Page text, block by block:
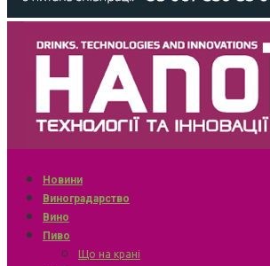
Новини
Виноградарство
Вино
Пиво
Що на крані